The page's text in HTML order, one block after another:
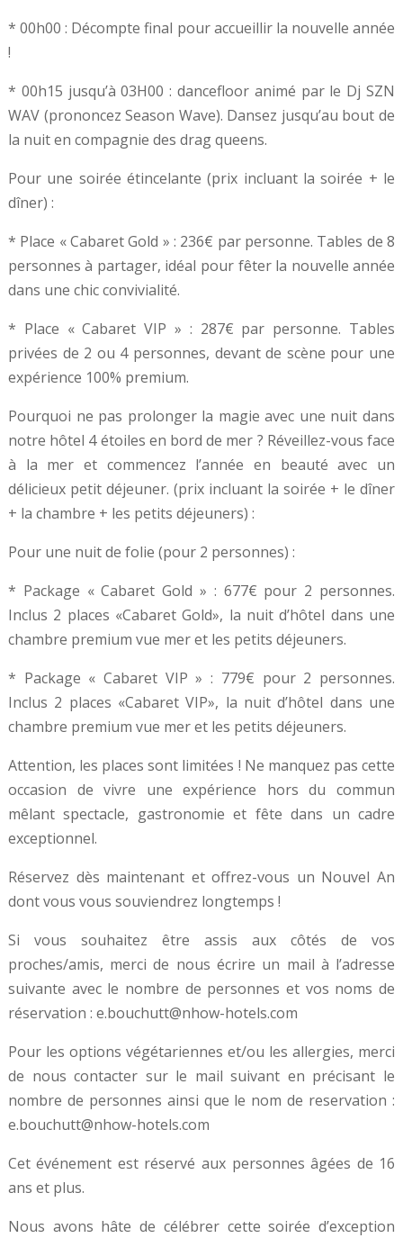
* 00h00 : Décompte final pour accueillir la nouvelle année
!
* 00h15 jusqu’à 03H00 : dancefloor animé par le Dj SZN
WAV (prononcez Season Wave). Dansez jusqu’au bout de
la nuit en compagnie des drag queens.
Pour une soirée étincelante (prix incluant la soirée + le
dîner) :
* Place « Cabaret Gold » : 236€ par personne. Tables de 8
personnes à partager, idéal pour fêter la nouvelle année
dans une chic convivialité.
* Place « Cabaret VIP » : 287€ par personne. Tables
privées de 2 ou 4 personnes, devant de scène pour une
expérience 100% premium.
Pourquoi ne pas prolonger la magie avec une nuit dans
notre hôtel 4 étoiles en bord de mer ? Réveillez-vous face
à la mer et commencez l’année en beauté avec un
délicieux petit déjeuner. (prix incluant la soirée + le dîner
+ la chambre + les petits déjeuners) :
Pour une nuit de folie (pour 2 personnes) :
* Package « Cabaret Gold » : 677€ pour 2 personnes.
Inclus 2 places «Cabaret Gold», la nuit d’hôtel dans une
chambre premium vue mer et les petits déjeuners.
* Package « Cabaret VIP » : 779€ pour 2 personnes.
Inclus 2 places «Cabaret VIP», la nuit d’hôtel dans une
chambre premium vue mer et les petits déjeuners.
Attention, les places sont limitées ! Ne manquez pas cette
occasion de vivre une expérience hors du commun
mêlant spectacle, gastronomie et fête dans un cadre
exceptionnel.
Réservez dès maintenant et offrez-vous un Nouvel An
dont vous vous souviendrez longtemps !
Si vous souhaitez être assis aux côtés de vos
proches/amis, merci de nous écrire un mail à l’adresse
suivante avec le nombre de personnes et vos noms de
réservation : e.bouchutt@nhow-hotels.com
Pour les options végétariennes et/ou les allergies, merci
de nous contacter sur le mail suivant en précisant le
nombre de personnes ainsi que le nom de reservation :
e.bouchutt@nhow-hotels.com
Cet événement est réservé aux personnes âgées de 16
ans et plus.
Nous avons hâte de célébrer cette soirée d’exception